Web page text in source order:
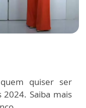
quiser ser
Saiba mais